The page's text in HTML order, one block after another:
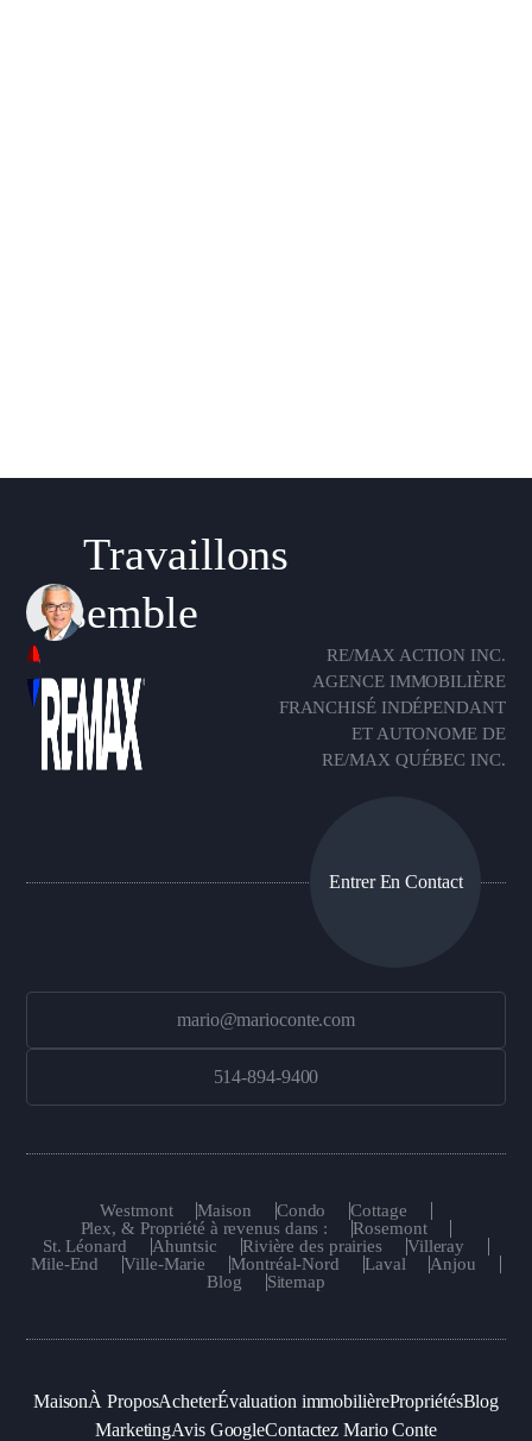
Travaillons
ensemble
RE/MAX ACTION INC.
AGENCE IMMOBILIÈRE
FRANCHISÉ INDÉPENDANT
ET AUTONOME DE
RE/MAX QUÉBEC INC.
Entrer En Contact
mario@marioconte.com
514-894-9400
Westmont Maison Condo
Cottage
Plex, & Propriété à revenus dans :
Rosemont
St. Léonard
Ahuntsic Rivière des prairies
Villeray
Mile-End
Ville-Marie Montréal-Nord Laval
Anjou
Blog
Sitemap
MaisonÀ ProposAcheterÉvaluation immobilièrePropriétésBlog
MarketingAvis GoogleContactez Mario Conte